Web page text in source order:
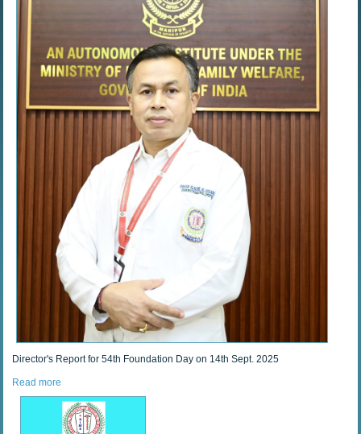
Director's Report for 54th Foundation Day on 14th Sept. 2025
Read more